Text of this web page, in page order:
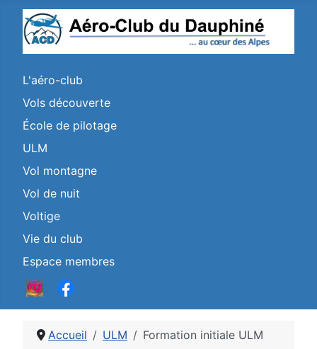
L'aéro-club
Vols découverte
École de pilotage
ULM
Vol montagne
Vol de nuit
Voltige
Vie du club
Espace membres
Accueil ULM Formation initiale ULM